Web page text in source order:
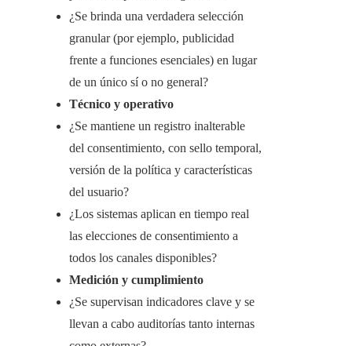
¿Se brinda una verdadera selección
granular (por ejemplo, publicidad
frente a funciones esenciales) en lugar
de un único sí o no general?
Técnico y operativo
¿Se mantiene un registro inalterable
del consentimiento, con sello temporal,
versión de la política y características
del usuario?
¿Los sistemas aplican en tiempo real
las elecciones de consentimiento a
todos los canales disponibles?
Medición y cumplimiento
¿Se supervisan indicadores clave y se
llevan a cabo auditorías tanto internas